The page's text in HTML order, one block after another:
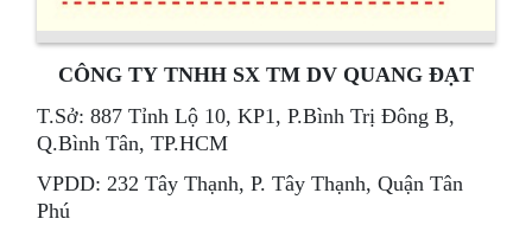
CÔNG TY TNHH SX TM DV QUANG ĐẠT
T.Sở: 887 Tỉnh Lộ 10, KP1, P.Bình Trị Đông B,
Q.Bình Tân, TP.HCM
VPDD: 232 Tây Thạnh, P. Tây Thạnh, Quận Tân
Phú